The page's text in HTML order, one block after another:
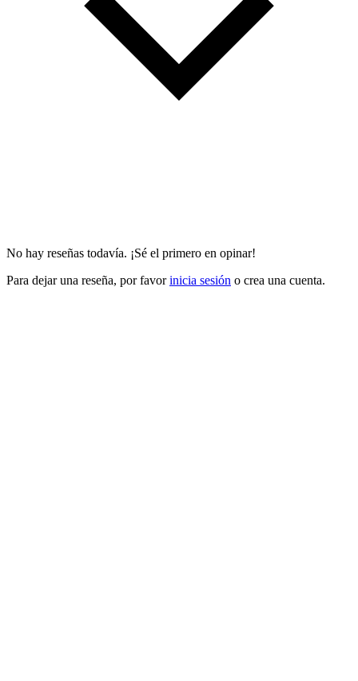
No hay reseñas todavía. ¡Sé el primero en opinar!
Para dejar una reseña, por favorinicia sesión o crea una cuenta.